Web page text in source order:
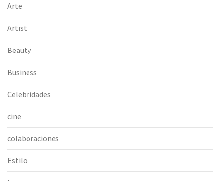
Arte
Artist
Beauty
Business
Celebridades
cine
colaboraciones
Estilo